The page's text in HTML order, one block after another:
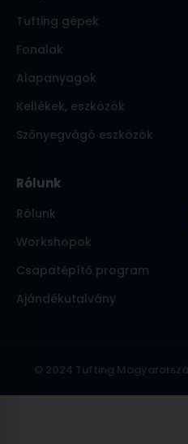
Tufting gépek
Fonalak
Alapanyagok
Kellékek, eszközök
Szőnyegvágó eszközök
Rólunk
Rólunk
Workshopok
Csapatépítő program
Ajándékutalvány
© 2024 Tufting